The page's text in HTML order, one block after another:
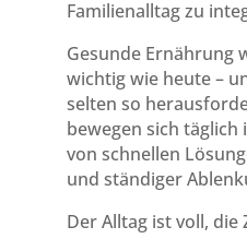
Familienalltag zu
Gesunde Ernährung
wichtig wie heute –
selten so
bewegen sich täglich
von schnellen
und ständiger
Der Alltag ist voll, die